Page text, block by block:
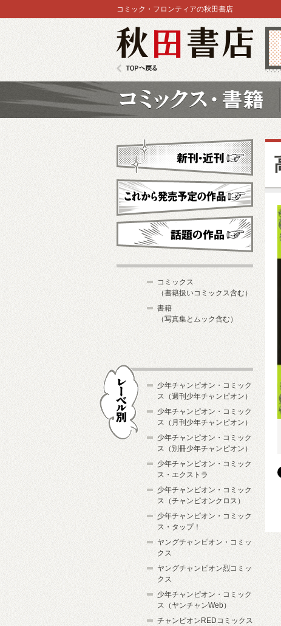
コ
コミック・フロンティアの秋田書店
新刊・近刊
これから発売予定
コミックス
（書籍扱いコミックス含む）
書籍
（写真集とムック含む）
少年チャンピオン・コミック
ス（週刊少年チャンピオン）
少年チャンピオン・コミック
ス（月刊少年チャンピオン）
少年チャンピオン・コミック
ス（別冊少年チャンピオン）
少年チャンピオン・コミック
ス・エクストラ
少年チャンピオン・コミック
ス（チャンピオンクロス）
少年チャンピオン・コミック
ス・タップ！
ヤングチャンピオン・コミッ
クス
ヤングチャンピオン烈コミッ
クス
少年チャンピオン・コミック
ス（ヤンチャンWeb）
チャンピオンREDコミックス